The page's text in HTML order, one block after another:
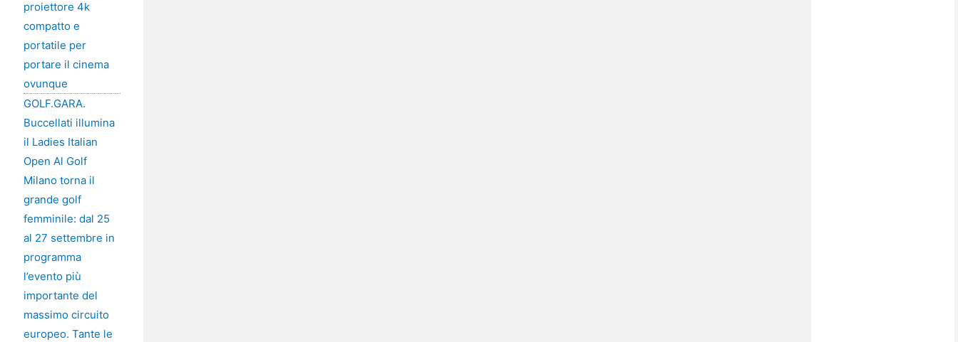
proiettore 4k
compatto e
portatile per
portare il cinema
ovunque
GOLF.GARA.
Buccellati illumina
il Ladies Italian
Open Al Golf
Milano torna il
grande golf
femminile: dal 25
al 27 settembre in
programma
l’evento più
importante del
massimo circuito
europeo. Tante le